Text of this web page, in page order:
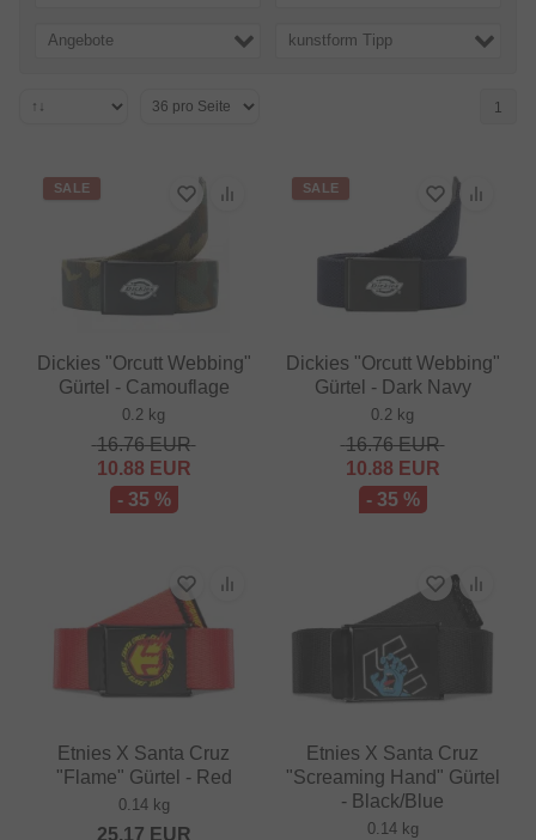
Angebote kunstform Tipp
1
SALE
Dickies "Orcutt Webbing"
Gürtel - Camouflage
0.2 kg
16.76EUR
10.88 EUR
- 35 %
SALE
Dickies "Orcutt Webbing"
Gürtel - Dark Navy
0.2 kg
16.76EUR
10.88 EUR
- 35 %
Etnies X Santa Cruz
"Flame" Gürtel - Red
0.14 kg
25.17 EUR
Etnies X Santa Cruz
"Screaming Hand" Gürtel
- Black/Blue
0.14 kg